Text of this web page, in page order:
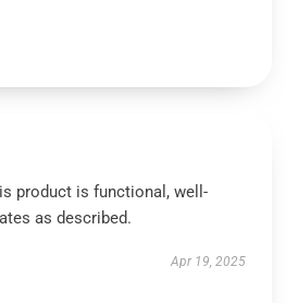
product is functional, well-
as described.
Apr 19, 2025